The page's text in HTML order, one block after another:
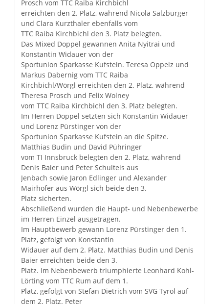
Prosch vom TTC Raiba Kirchbichl
erreichten den 2. Platz, während Nicola Salzburger
und Clara Kurzthaler ebenfalls vom
TTC Raiba Kirchbichl den 3. Platz belegten.
Das Mixed Doppel gewannen Anita Nyitrai und
Konstantin Widauer von der
Sportunion Sparkasse Kufstein. Teresa Oppelz und
Markus Dabernig vom TTC Raiba
Kirchbichl/Wörgl erreichten den 2. Platz, während
Theresa Prosch und Felix Wolney
vom TTC Raiba Kirchbichl den 3. Platz belegten.
Im Herren Doppel setzten sich Konstantin Widauer
und Lorenz Pürstinger von der
Sportunion Sparkasse Kufstein an die Spitze.
Matthias Budin und David Pühringer
vom TI Innsbruck belegten den 2. Platz, während
Denis Baier und Peter Schulteis aus
Jenbach sowie Jaron Edlinger und Alexander
Mairhofer aus Wörgl sich beide den 3.
Platz sicherten.
Abschließend wurden die Haupt- und Nebenbewerbe
im Herren Einzel ausgetragen.
Im Hauptbewerb gewann Lorenz Pürstinger den 1.
Platz, gefolgt von Konstantin
Widauer auf dem 2. Platz. Matthias Budin und Denis
Baier erreichten beide den 3.
Platz. Im Nebenbewerb triumphierte Leonhard Kohl-
Lörting vom TTC Rum auf dem 1.
Platz, gefolgt von Stefan Dietrich vom SVG Tyrol auf
dem 2. Platz. Peter